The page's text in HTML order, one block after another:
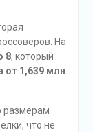
На
8, который
от 1,639 млн
размерам
что не